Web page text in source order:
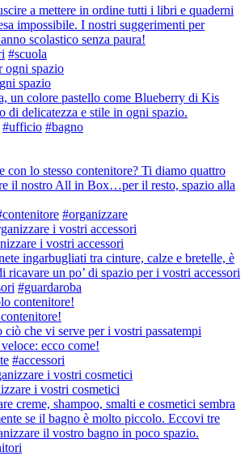
a mettere in ordine tutti i libri e quaderni
impossibile. I nostri suggerimenti per
scolastico senza paura!
#scuola
spazio
un colore pastello come Blueberry di Kis
di delicatezza e stile in ogni spazio.
#ufficio #bagno
con lo stesso contenitore? Ti diamo quattro
il nostro All in Box…per il resto, spazio alla
#organizzare
i vostri accessori
ingarbugliati tra cinture, calze e bretelle, è
ricavare un po’ di spazio per i vostri accessori
#guardaroba
ciò che vi serve per i vostri passatempi
ecco come!
#accessori
i vostri cosmetici
creme, shampoo, smalti e cosmetici sembra
se il bagno è molto piccolo. Eccovi tre
il vostro bagno in poco spazio.